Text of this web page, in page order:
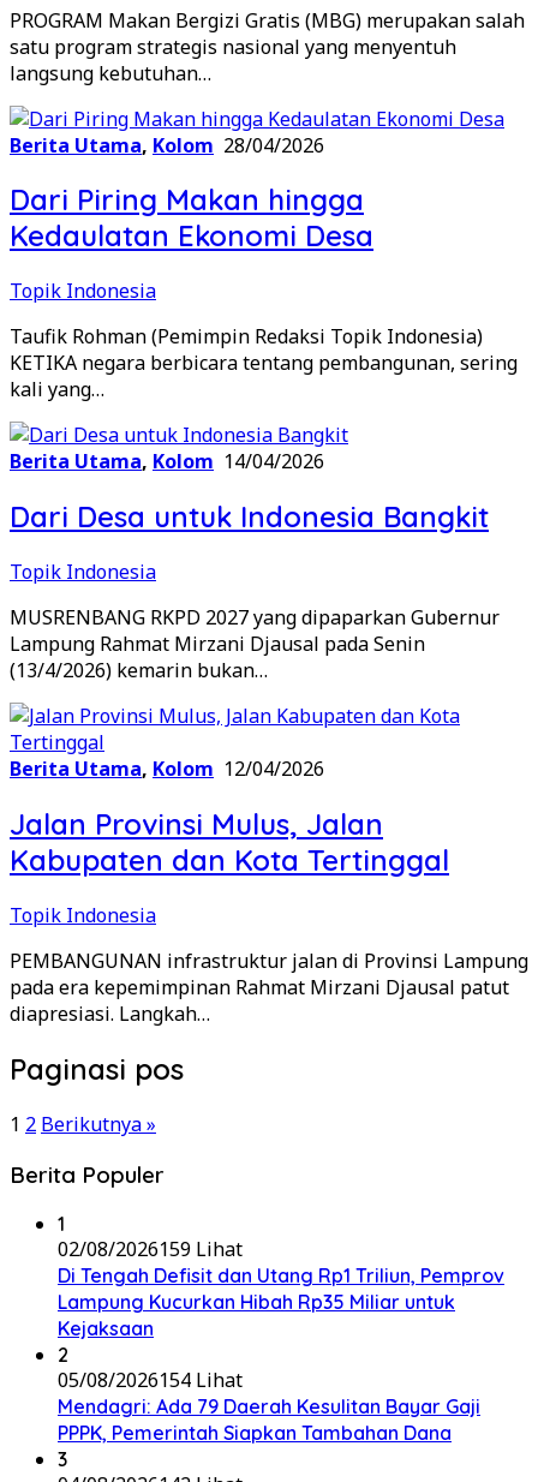
PROGRAM Makan Bergizi Gratis (MBG) merupakan salah
satu program strategis nasional yang menyentuh
langsung kebutuhan…
Berita Utama, Kolom 28/04/2026
Dari Piring Makan hingga
Kedaulatan Ekonomi Desa
Topik Indonesia
Taufik Rohman (Pemimpin Redaksi Topik Indonesia)
KETIKA negara berbicara tentang pembangunan, sering
kali yang…
Berita Utama, Kolom 14/04/2026
Dari Desa untuk Indonesia Bangkit
Topik Indonesia
MUSRENBANG RKPD 2027 yang dipaparkan Gubernur
Lampung Rahmat Mirzani Djausal pada Senin
(13/4/2026) kemarin bukan…
Berita Utama, Kolom 12/04/2026
Jalan Provinsi Mulus, Jalan
Kabupaten dan Kota Tertinggal
Topik Indonesia
PEMBANGUNAN infrastruktur jalan di Provinsi Lampung
pada era kepemimpinan Rahmat Mirzani Djausal patut
diapresiasi. Langkah…
Paginasi pos
1 2 Berikutnya »
Berita Populer
1
02/08/2026159 Lihat
Di Tengah Defisit dan Utang Rp1 Triliun, Pemprov
Lampung Kucurkan Hibah Rp35 Miliar untuk
Kejaksaan
2
05/08/2026154 Lihat
Mendagri: Ada 79 Daerah Kesulitan Bayar Gaji
PPPK, Pemerintah Siapkan Tambahan Dana
3